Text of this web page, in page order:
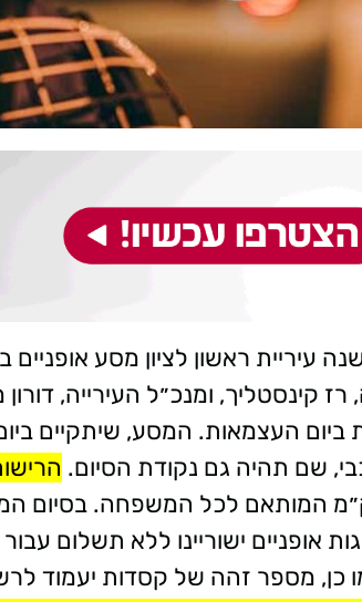
עיריית ראשון לציון מסע
רז קינסטליך, ומנכ״ל העירייה,
שם תהיה גם נקודת הסיום.
הוא כ-8 ק״מ המותאם לכל המשפחה.
כ-200 זוגות אופניים ישוריינו ללא
כן, מספר זהה של קסדות יעמוד